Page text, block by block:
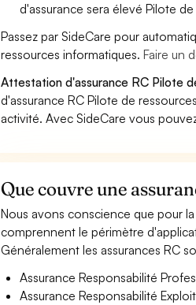
d'assurance sera élevé Pilote
Passez par SideCare pour
ressources informatiques.Faire un
Attestation d'assurance RC Pilote
d'assurance RC Pilote de
activité. Avec SideCare vous
Que couvre une
Nous avons conscience que pour
comprennent le périmètre
Généralement les assurances RC
Assurance Responsabilité
Assurance Responsabilité